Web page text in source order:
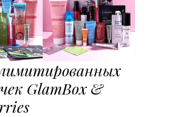
GlamBox &